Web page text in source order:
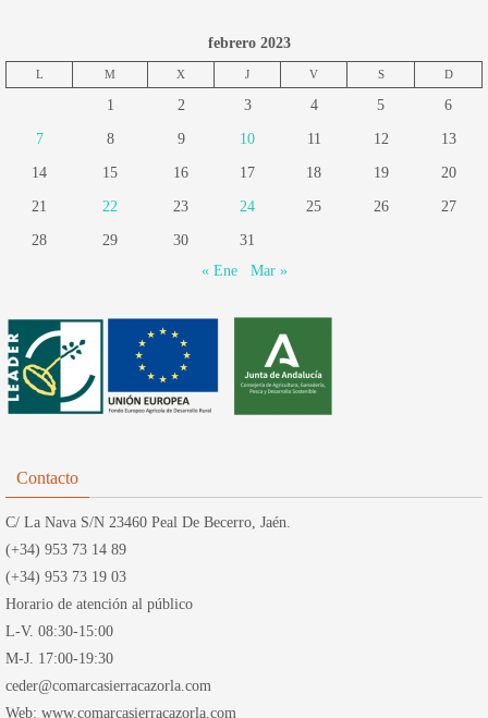
febrero 2023
L M X J V S D
1 2 3 4 5 6
7 8 9 10 11 12 13
14 15 16 17 18 19 20
21 22 23 24 25 26 27
28 29 30
31
« Ene
Mar »
Contacto
C/ La Nava S/N 23460 Peal De Becerro, Jaén.
(+34) 953 73 14 89
(+34) 953 73 19 03
Horario de atención al público
L-V. 08:30-15:00
M-J. 17:00-19:30
ceder@comarcasierracazorla.com
Web: www.comarcasierracazorla.com